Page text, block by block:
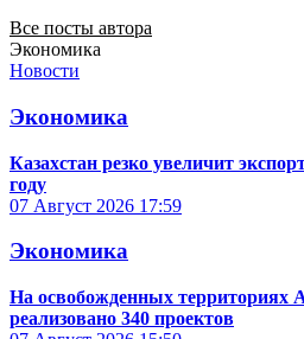
Все посты автора
Экономика
Новости
Экономика
Казахстан резко увеличит
году
07 Август 2026 17:59
Экономика
На освобожденных территориях
реализовано 340 проектов